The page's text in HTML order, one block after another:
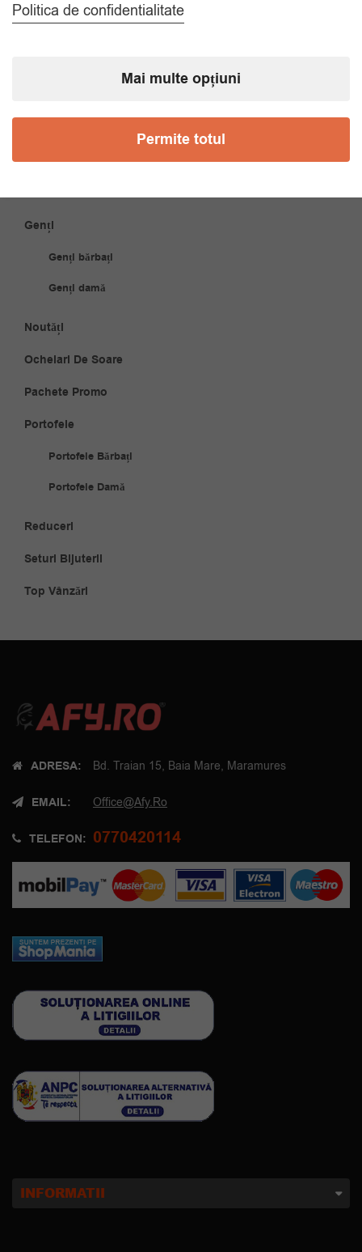
Coliere placate cu aur
Genți
Genți bărbați
Genți damă
Noutăți
Ochelari De Soare
Pachete Promo
Portofele
Portofele Bărbați
Portofele Damă
Reduceri
Seturi Bijuterii
Top Vânzări
ADRESA: Bd. Traian 15, Baia Mare, Maramures
EMAIL: Office@afy.ro
TELEFON: 0770420114
INFORMATII
Politica de confidentialitate
Mai multe opțiuni
Permite totul